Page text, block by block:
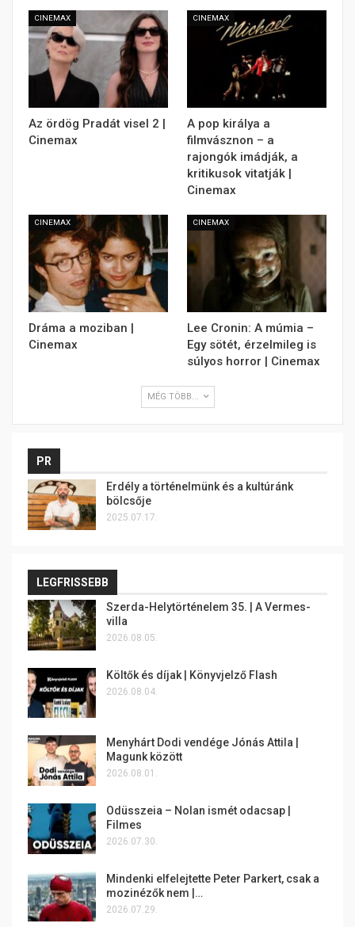
CINEMAX
Az ördög Pradát visel 2 |
Cinemax
CINEMAX
A pop királya a
filmvásznon – a
rajongók imádják, a
kritikusok vitatják |
Cinemax
CINEMAX
Dráma a moziban |
Cinemax
CINEMAX
Lee Cronin: A múmia –
Egy sötét, érzelmileg is
súlyos horror | Cinemax
MÉG TÖBB...
PR
Erdély a történelmünk és a kultúránk
bölcsője
2025.07.17.
LEGFRISSEBB
Szerda-Helytörténelem 35. | A Vermes-
villa
2026.08.05.
Költők és díjak | Könyvjelző Flash
2026.08.04.
Menyhárt Dodi vendége Jónás Attila |
Magunk között
2026.08.01.
Odüsszeia – Nolan ismét odacsap |
Filmes
2026.07.30.
Mindenki elfelejtette Peter Parkert, csak a
mozinézők nem |…
2026.07.29.